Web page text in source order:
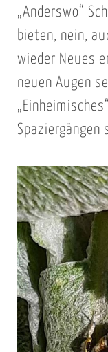
„Anderswo“
bieten, nein,
wieder Neues
neuen Augen
Spaziergängen